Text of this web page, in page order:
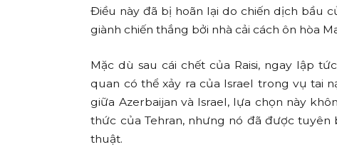
Điều này đã bị hoãn lại do chiến dịch bầu
giành chiến thắng bởi nhà cải cách ôn hòa
Mặc dù sau cái chết của Raisi, ngay lập
quan có thể xảy ra của Israel trong vụ tai
giữa Azerbaijan và Israel, lựa chọn này
thức của Tehran, nhưng nó đã được
thuật.